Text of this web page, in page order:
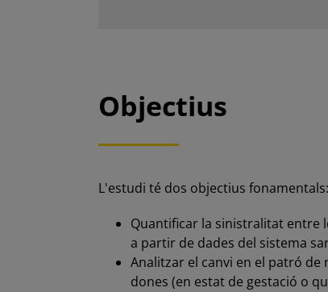
Objectius
L'estudi té dos objectius fonamentals:
Quantificar la sinistralitat entre
a partir de dades del sistema
Analitzar el canvi en el patró
dones (en estat de gestació o